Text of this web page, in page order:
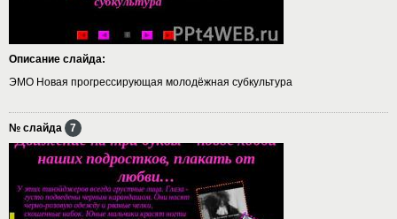
Описание слайда:
ЭМО Новая прогрессирующая молодёжная субкультура
№ слайда 7